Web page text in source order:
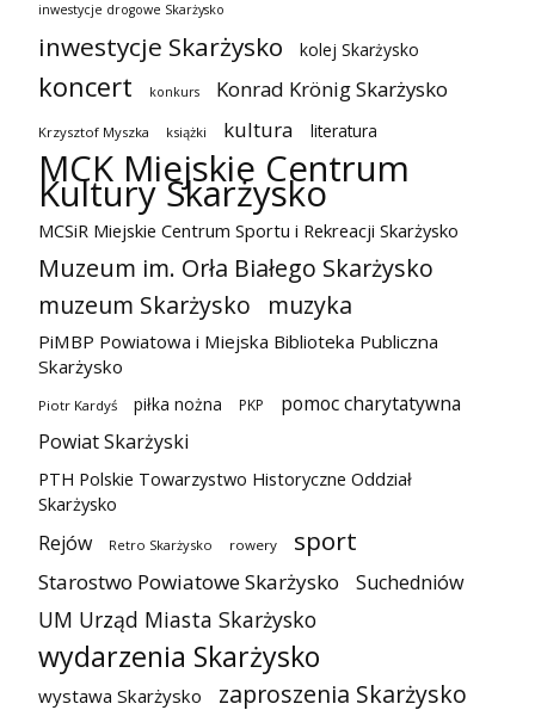
inwestycje drogowe Skarżysko
inwestycje Skarżysko kolej Skarżysko
koncert konkurs Konrad Krönig Skarżysko
Krzysztof Myszka książki kultura literatura
MCK Miejskie Centrum
Kultury Skarżysko
MCSiR Miejskie Centrum Sportu i Rekreacji Skarżysko
Muzeum im. Orła Białego Skarżysko
muzeum Skarżysko
muzyka
PiMBP Powiatowa i Miejska Biblioteka Publiczna
Skarżysko
Piotr Kardyś piłka nożna PKP
pomoc charytatywna
Powiat Skarżyski
PTH Polskie Towarzystwo Historyczne Oddział
Skarżysko
Rejów Retro Skarżysko rowery sport
Starostwo Powiatowe Skarżysko Suchedniów
UM Urząd Miasta Skarżysko
wydarzenia Skarżysko
wystawa Skarżysko zaproszenia Skarżysko